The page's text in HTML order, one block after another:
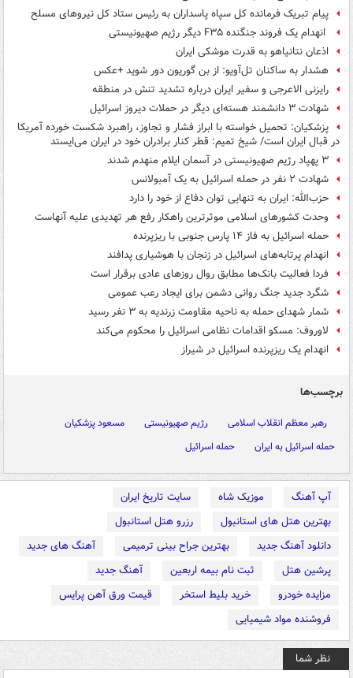
پیام تبریک فرمانده کل سپاه پاسداران به رئیس ستاد کل نیروهای مسلح
انهدام یک فروند جنگنده F۳۵ دیگر رژیم صهیونیستی
اذعان نتانیاهو به قدرت موشکی ایران
هشدار به ساکنان تل‌آویو: از بن گوریون دور شوید +عکس
رایزنی الاعرجی و سفیر ایران درباره تشدید تنش در منطقه
شهادت ۳ دانشمند هسته‌ای دیگر در حملات دیروز اسرائیل
پزشکیان: تحمیل خواسته با ابراز فشار و تجاوز، راهبرد شکست خورده آمریکا
در قبال ایران است/ شیخ تمیم: قطر کنار برادران خود در ایران می‌ایستد
۳ پهپاد رژیم صهیونیستی در آسمان ایلام منهدم شدند
شهادت ۲ نفر در حمله اسرائیل به یک آمبولانس
حزب‌الله: ایران به تنهایی توان دفاع از خود را دارد
وحدت کشورهای اسلامی موثرترین راهکار رفع هر تهدیدی علیه آنهاست
حمله اسرائیل به فاز ۱۴ پارس جنوبی با ریزپرنده
انهدام پرتابه‌های اسرائیل در زنجان با هوشیاری پدافند
فردا فعالیت بانک‌ها مطابق روال روزهای عادی برقرار است
شگرد جدید جنگ روانی دشمن برای ایجاد رعب عمومی
شمار شهدای حمله به ناحیه مقاومت زرندیه به ۳ نفر رسید
لاوروف: مسکو اقدامات نظامی اسرائیل را محکوم می‌کند
انهدام یک ریزپرنده اسرائیل در شیراز
برچسب‌ها
رهبر معظم انقلاب اسلامی رژیم صهیونیستی
مسعود پزشکیان
حمله اسرائیل به ایران
حمله اسرائیل
آپ آهنگ موزیک شاه
سایت تاریخ ایران
بهترین هتل های استانبول
رزرو هتل استانبول
دانلود آهنگ جدید
بهترین جراح بینی ترمیمی
آهنگ های جدید
پرشین هتل
ثبت نام بیمه اربعین
آهنگ جدید
مزایده خودرو
خرید بلیط استخر
قیمت ورق آهن پرایس
فروشنده مواد شیمیایی
نظر شما